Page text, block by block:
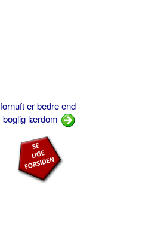
er bedre end
boglig lærdom